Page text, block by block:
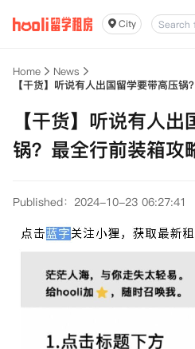
City
Home
News
【干货】听说有人出国留学要带高压锅
【干货】听说有人
锅？最全行前装箱攻
Published：2024-10-23 06:27:41